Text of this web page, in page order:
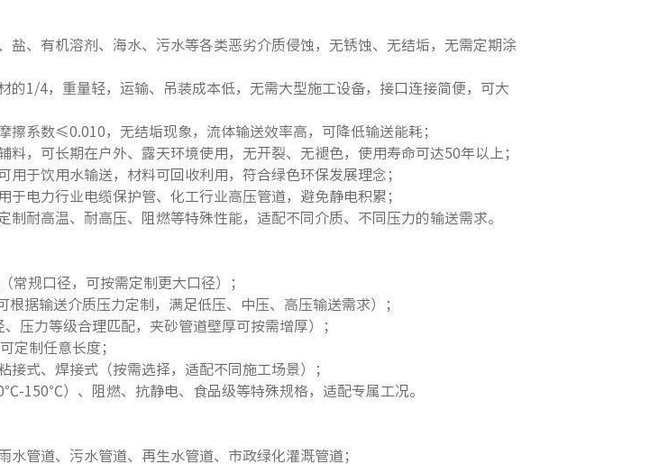
盐、有机溶剂、海水、污水等各类恶劣介质侵蚀，无锈蚀、无结垢，无需定期涂
的1/4，重量轻，运输、吊装成本低，无需大型施工设备，接口连接简便，可大
擦系数≤0.010，无结垢现象，流体输送效率高，可降低输送能耗；
料，可长期在户外、露天环境使用，无开裂、无褪色，使用寿命可达50年以上；
用于饮用水输送，材料可回收利用，符合绿色环保发展理念；
于电力行业电缆保护管、化工行业高压管道，避免静电积累；
制耐高温、耐高压、阻燃等特殊性能，适配不同介质、不同压力的输送需求。
常规口径，可按需定制更大口径）；
根据输送介质压力定制，满足低压、中压、高压输送需求）；
压力等级合理匹配，夹砂管道壁厚可按需增厚）；
定制任意长度；
接式、焊接式（按需选择，适配不同施工场景）；
150℃）、阻燃、抗静电、食品级等特殊规格，适配专属工况。
水管道、污水管道、再生水管道、市政绿化灌溉管道；